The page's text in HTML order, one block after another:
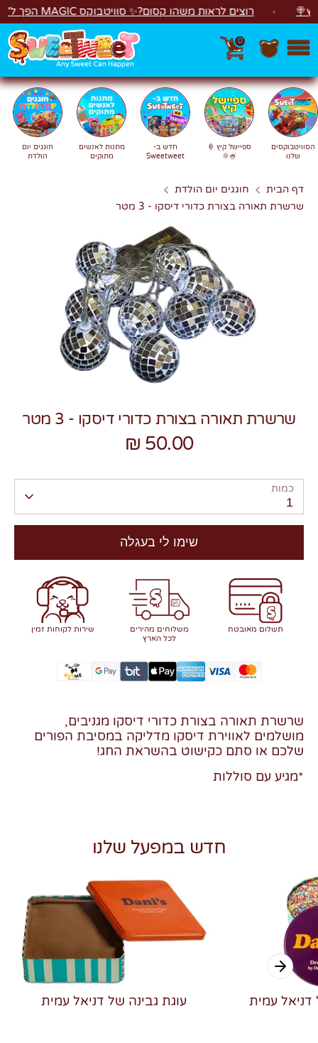
דלג רוצים לראות משהו קסום?✨ סוויטבוקס MAGIC הפך ל"מכונת משחקים"! 🎁🕹️
0
חפשחיפוש
הסוויטבוקסים
שלנו
ספיישל קיץ 🍦
🍧🌞
חדש ב-
Sweetweet
מתנות לאנשים
מתוקים
חוגגים יום
הולדת
דף הבית
חוגגים יום הולדת
שרשרת תאורה בצורת כדורי דיסקו - 3 מטר
שרשרת תאורה בצורת כדורי דיסקו - 3 מטר
50.00 ₪
כמות
1
שימו לי בעגלה
תשלום מאובטח
משלוחים מהירים
לכל הארץ
שירות לקוחות זמין
שרשרת תאורה בצורת כדורי דיסקו מגניבים,
מושלמים לאווירת דיסקו מדליקה במסיבת הפורים
שלכם או סתם כקישוט בהשראת החג!
*מגיע עם סוללות
חדש במפעל שלנו
עוגת גבינה של דניאל עמית דניאל עמית